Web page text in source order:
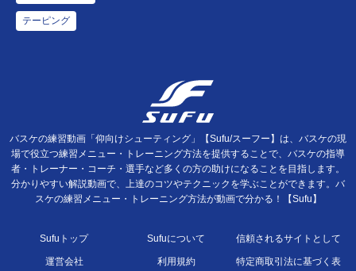
テーピング
バスケの練習動画「仰向けシューティング」【Sufu/スーフー】は、バスケの現
場で役立つ練習メニュー・トレーニング方法を提供することで、バスケの指導
者・トレーナー・コーチ・選手など多くの方の助けになることを目指します。
分かりやすい解説動画で、上達のコツやテクニックを学ぶことができます。バ
スケの練習メニュー・トレーニング方法が動画で分かる！【Sufu】
Sufuトップ Sufuについて 信頼されるサイトとして
運営会社 利用規約
特定商取引法に基づく表